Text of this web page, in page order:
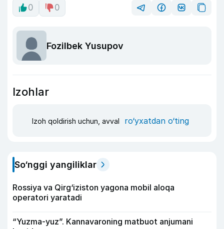
0 0
Fozilbek Yusupov
Izohlar
Izoh qoldirish uchun, avval ro‘yxatdan o‘ting
So‘nggi yangiliklar
Rossiya va Qirg‘iziston yagona mobil aloqa
operatori yaratadi
“Yuzma-yuz”. Kannavaroning matbuot anjumani